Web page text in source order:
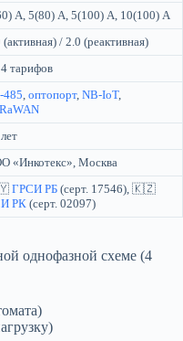
А, 5(80) А, 5(100) А, 10(100) А
(активная) / 2.0 (реактивная)
тарифов
485 оптопорт, NB-IoT,
«Инкотекс», Москва
ГРСИ РБ(серт. 17546), 🇰🇿
РК(серт. 02097)
однофазной схеме (4